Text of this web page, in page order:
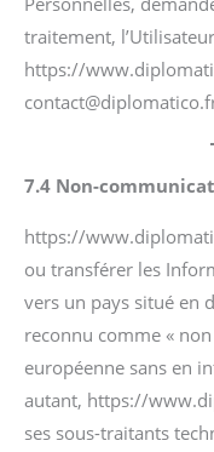
traitement,
https://
7.4 Non-
https://
ou transférer les
vers un pays situé en
reconnu comme «
européenne sans en
autant, https://
ses sous-traitants